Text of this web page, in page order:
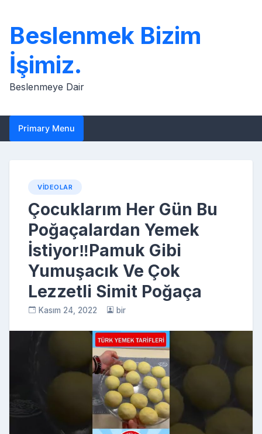
content
Beslenmek Bizim
İşimiz.
Beslenmeye Dair
Primary Menu
VIDEOLAR
Çocuklarım Her Gün Bu
Poğaçalardan Yemek
İstiyor‼️Pamuk Gibi
Yumuşacık Ve Çok
Lezzetli Simit Poğaça
Kasım 24, 2022 bir